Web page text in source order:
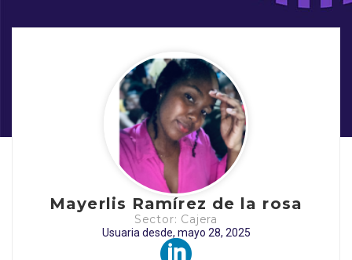
Mayerlis Ramírez de la rosa
Sector: Cajera
Usuaria desde, mayo 28, 2025